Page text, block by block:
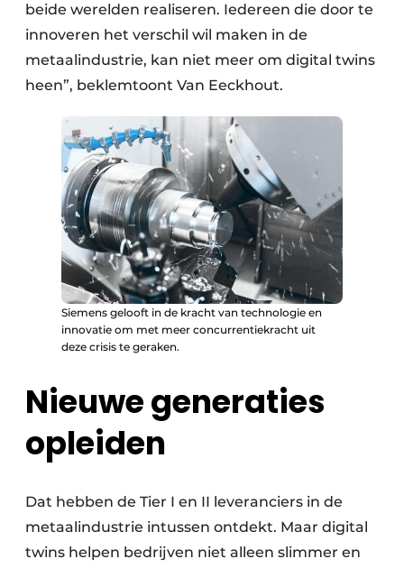
beide werelden realiseren. Iedereen die door te
innoveren het verschil wil maken in de
metaalindustrie, kan niet meer om digital twins
heen”, beklemtoont Van Eeckhout.
Siemens gelooft in de kracht van technologie en
innovatie om met meer concurrentiekracht uit
deze crisis te geraken.
Nieuwe generaties
opleiden
Dat hebben de Tier I en II leveranciers in de
metaalindustrie intussen ontdekt. Maar digital
twins helpen bedrijven niet alleen slimmer en